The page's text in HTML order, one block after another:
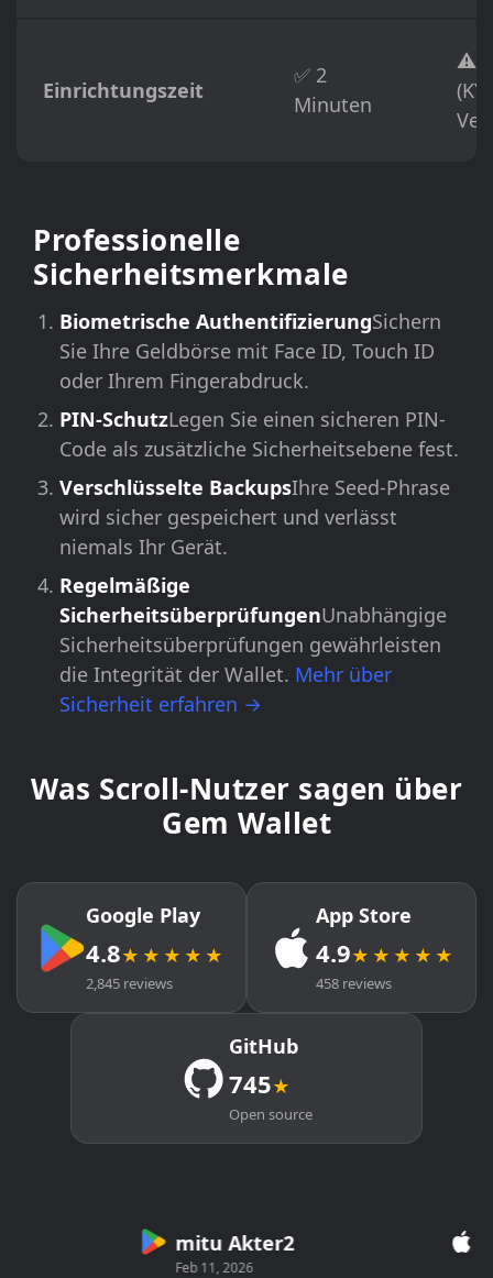
Einrichtungszeit
✅ 2
Minuten
⚠️
Professionelle
Sicherheitsmerkmale
Biometrische AuthentifizierungSichern
Sie Ihre Geldbörse mit Face ID, Touch ID
oder Ihrem Fingerabdruck.
PIN-SchutzLegen Sie einen sicheren PIN-
Code als zusätzliche Sicherheitsebene fest.
Verschlüsselte BackupsIhre Seed-Phrase
wird sicher gespeichert und verlässt
niemals Ihr Gerät.
Regelmäßige
SicherheitsüberprüfungenUnabhängige
Sicherheitsüberprüfungen gewährleisten
die Integrität der Wallet. Mehr über
Sicherheit erfahren →
Was Scroll-Nutzer sagen über
Gem Wallet
Google Play
4.8★★★★★
2,845 reviews
App Store
4.9★★★★★
458 reviews
GitHub
745★
Open source
mitu Akter2
Feb 11, 2026